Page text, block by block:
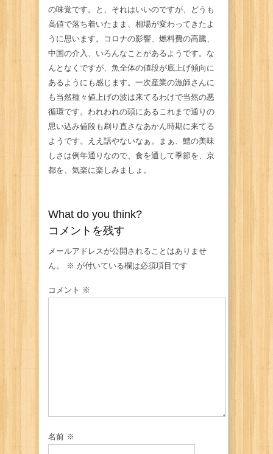
の味覚です。と、それはいいのですが、どうも
高値で落ち着いたまま、相場が変わってきたよ
うに思います。コロナの影響、燃料費の高騰、
中国の介入、いろんなことがあるようです。な
んとなくですが、魚全体の値段が底上げ傾向に
あるようにも感じます。一次産業の漁師さんに
も当然種々値上げの波は来てるわけで当然の悪
循環です。われわれの頭にあるこれまで通りの
思い込み値段も刷り直さなあかん時期に来てる
ようです。ええ話やないなぁ。まぁ、鱧の美味
しさは例年通りなので、食を通して季節を、京
都を、気楽に楽しみましょ。
What do you think?
コメントを残す
メールアドレスが公開されることはありませ
ん。
※ が付いている欄は必須項目です
コメント ※
名前 ※